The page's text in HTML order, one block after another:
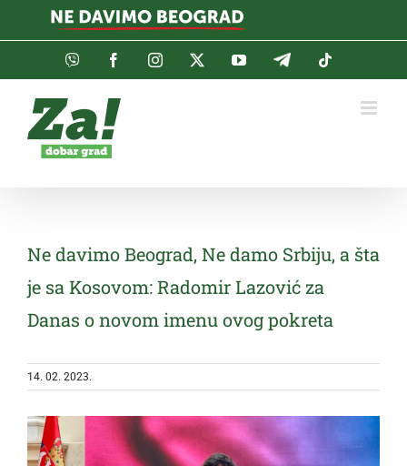
Viber FacebookInstagramTwitterYouTubeTelegram
Ne davimo Beograd, Ne damo Srbiju, a šta
je sa Kosovom: Radomir Lazović za
Danas o novom imenu ovog pokreta
14. 02. 2023.